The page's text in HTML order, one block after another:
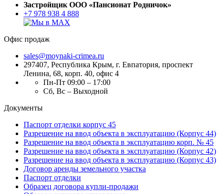
Застройщик ООО «Пансионат Родничок»
+7 978 938 4 888
Офис продаж
sales@moynaki-crimea.ru
297407, Республика Крым, г. Евпатория, проспект
Ленина, 68, корп. 40, офис 4
Пн-Пт 09:00 – 17:00
Сб, Вс – Выходной
Документы
Паспорт отделки корпус 45
Разрешение на ввод объекта в эксплуатацию (Корпус 44)
Разрешение на ввод объекта в эксплуатацию корп. № 45
Разрешение на ввод объекта в эксплуатацию (Корпус 42)
Разрешение на ввод объекта в эксплуатацию (Корпус 43)
Договор аренды земельного участка
Паспорт отделки
Образец договора купли-продажи